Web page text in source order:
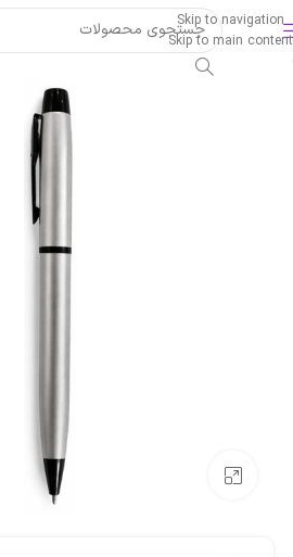
Skip to navigation
Skip to main content